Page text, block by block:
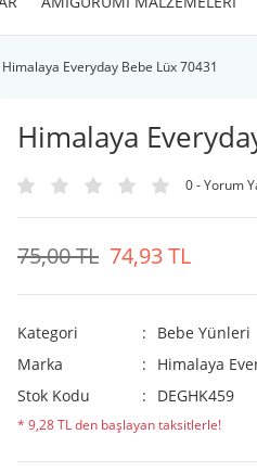
Himalaya Everyday Bebe Lüx 70431
Himalaya
0 - Yorum
74,93 TL
75,00 TL
Kategori
Bebe Yünleri
Marka
Himalaya
Stok Kodu
DEGHK459
* 9,28 TL den başlayan taksitlerle!